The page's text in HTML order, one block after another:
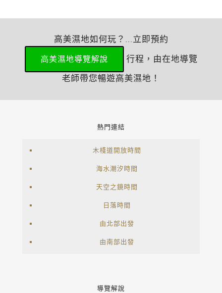
高美濕地如何玩？...立即預約
高美濕地導覽解說
行程，由在地導覽
老師帶您暢遊高美濕地！
熱門連結
木棧道開放時間
海水潮汐時間
天空之鏡時間
日落時間
由北部出發
由南部出發
導覽解說